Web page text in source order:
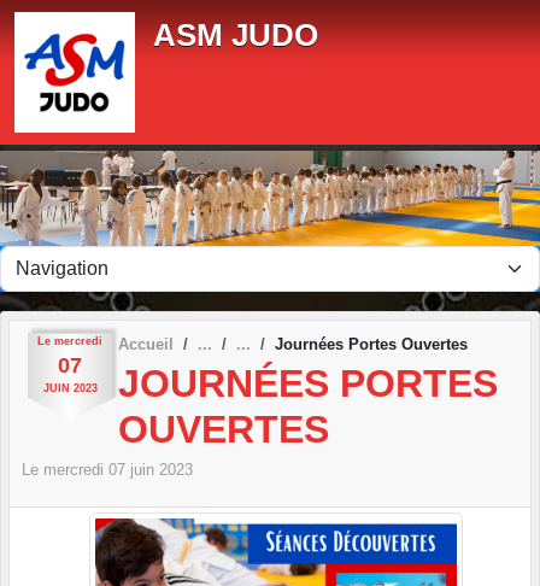
ASM JUDO
Le mercredi
07
JUIN 2023
Accueil Journées Portes Ouvertes
JOURNÉES PORTES
OUVERTES
Le mercredi 07 juin 2023
Panneau de gestion des cookies